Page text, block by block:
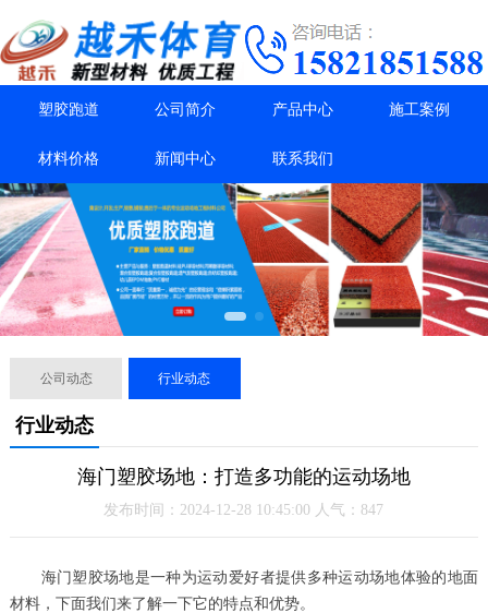
塑胶跑道 公司简介 产品中心 施工案例
材料价格 新闻中心 联系我们
公司动态 行业动态
行业动态
海门塑胶场地：打造多功能的运动场地
发布时间：2024-12-28 10:45:00 人气：847
海门塑胶场地是一种为运动爱好者提供多种运动场地体验的地面
材料，下面我们来了解一下它的特点和优势。